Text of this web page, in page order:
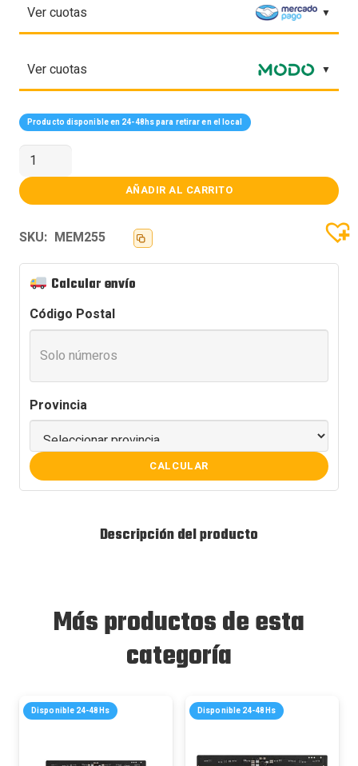
Ver cuotas
Ver cuotas
Producto disponible en 24-48hs para retirar en el local
Memoria
DDR5
Kingston
16Gb
5600
FURY
BEAST
cantidad
AÑADIR AL CARRITO
SKU: MEM255
Calcular envío
Código Postal
Provincia
CALCULAR
Descripción del producto
Más productos de esta
categoría
Disponible 24-48Hs Disponible 24-48Hs